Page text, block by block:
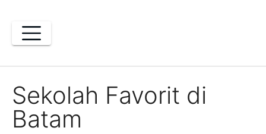
content
Sekolah Favorit di
Batam